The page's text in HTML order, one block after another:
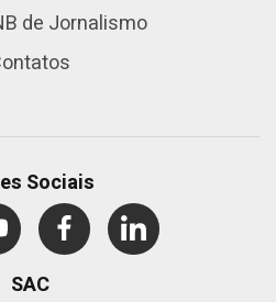
de Jornalismo
Sociais
SAC